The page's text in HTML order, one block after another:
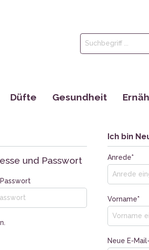
Düfte Gesundheit
Nahrungsergänzungen
Maharishi Ayurveda
Rocky Mountain
Tees
und Passwort
Passwort
Ich bin
Anrede*
Vorname*
Neue E-